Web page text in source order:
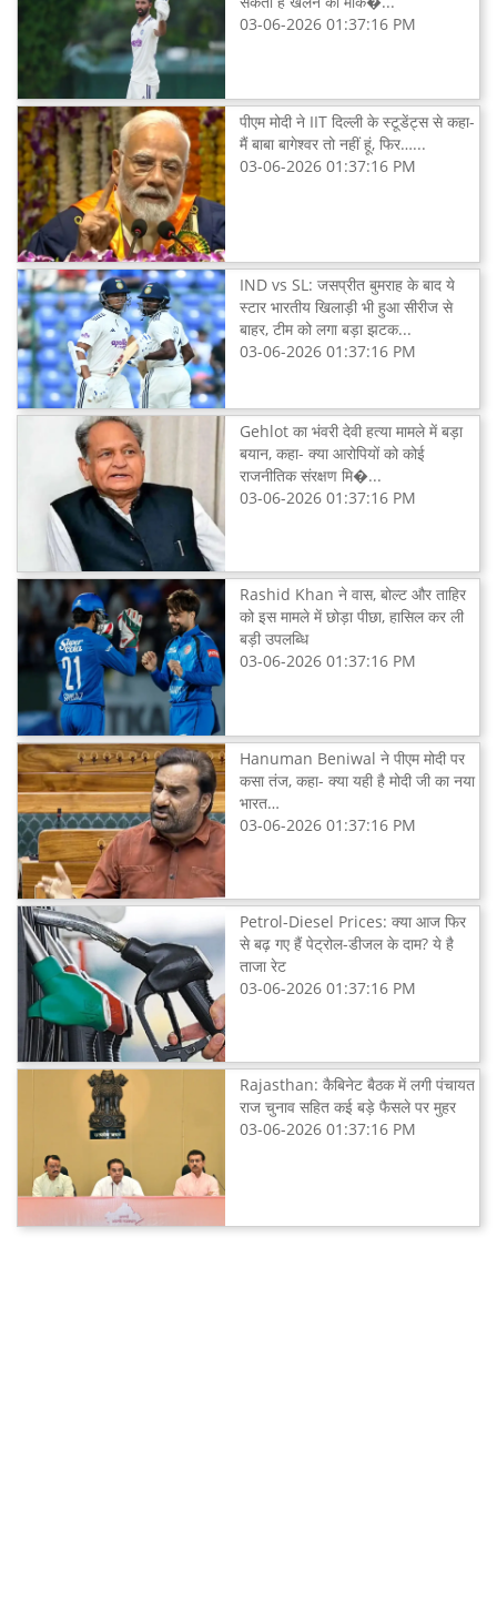
03-06-2026 01:37:16 PM
पीएम मोदी ने IIT दिल्ली के स्टूडेंट्स से कहा-
मैं बाबा बागेश्वर तो नहीं हूं, फिर…...
03-06-2026 01:37:16 PM
IND vs SL: जसप्रीत बुमराह के बाद ये
स्टार भारतीय खिलाड़ी भी हुआ सीरीज से
बाहर, टीम को लगा बड़ा झटक...
03-06-2026 01:37:16 PM
Gehlot का भंवरी देवी हत्या मामले में बड़ा
बयान, कहा- क्या आरोपियों को कोई
राजनीतिक संरक्षण मि�...
03-06-2026 01:37:16 PM
Rashid Khan ने वास, बोल्ट और ताहिर
को इस मामले में छोड़ा पीछा, हासिल कर ली
बड़ी उपलब्धि
03-06-2026 01:37:16 PM
Hanuman Beniwal ने पीएम मोदी पर
कसा तंज, कहा- क्या यही है मोदी जी का नया
भारत…
03-06-2026 01:37:16 PM
Petrol-Diesel Prices: क्या आज फिर
से बढ़ गए हैं पेट्रोल-डीजल के दाम? ये है
ताजा रेट
03-06-2026 01:37:16 PM
Rajasthan: कैबिनेट बैठक में लगी पंचायत
राज चुनाव सहित कई बड़े फैसले पर मुहर
03-06-2026 01:37:16 PM